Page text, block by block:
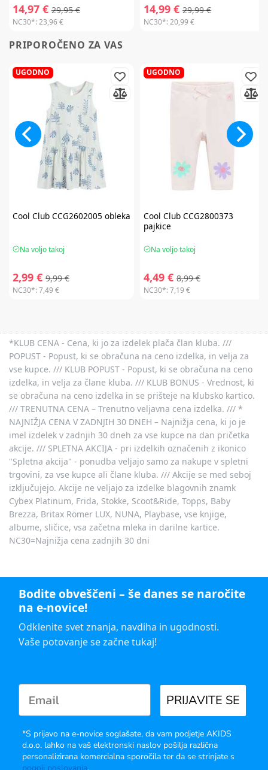
14,97 € 29,95 €
NC30*:23,96 €
14,99 € 29,99 €
NC30*:20,99 €
PRIPOROČENO ZA VAS
UGODNO
Cool ClubCCG2602005 obleka
Na voljo takoj
2,99 € 9,99 €
NC30*:7,49 €
UGODNO
Cool ClubCCG2800373
pajkice
Na voljo takoj
4,49 € 8,99 €
NC30*:7,19 €
*KLUB CENA - Cena, ki jo za izdelek plača član kluba. ///
POPUST - Popust, ki se obračuna na ceno izdelka, in velja za
vse kupce. /// KLUB POPUST - Popust, ki se obračuna na ceno
izdelka, in velja za člane kluba. /// KLUB BONUS - Vrednost, ki
se obračuna na ceno izdelka in se prišteje na klubsko kartico.
/// TRENUTNA CENA – Trenutno veljavna cena izdelka. /// *
NAJNIŽJA CENA V ZADNJIH 30 DNEH – Najnižja cena, ki jo je
imel izdelek v zadnjih 30 dneh za vse kupce na dan pričetka
akcije. /// SPLETNA AKCIJA - pri izdelkih označenih z ikonico
"Spletna akcija" - ponudba veljajo samo za nakupe v spletni
trgovini, za vse kupce ali člane kluba. /// Akcije se med seboj
izključujejo. Akcije ne veljajo za izdelke blagovnih znamk
Cybex Platinum, Frida, Stokke, Scoot&Ride, Topps, Baby
Brezza, Britax Römer LUX, NUNA, Playbase, vse knjige,
albume, sličice, vsa začetna mleka in darilne kartice.
NC30=Najnižja cena zadnjih 30 dni
Bodite obveščeni – še danes se naročite
na e-novice!
Odklenite svet znanja, navdiha in ugodnosti.
Vaše potovanje se začne tukaj!
PRIJAVITE SE
*S prijavo na e-novice soglašate, da vam podjetje AKIDS
d.o.o. lahko na vaš elektronski naslov pošilja različna
personalizirana komercialna sporočila ter da se strinjate s